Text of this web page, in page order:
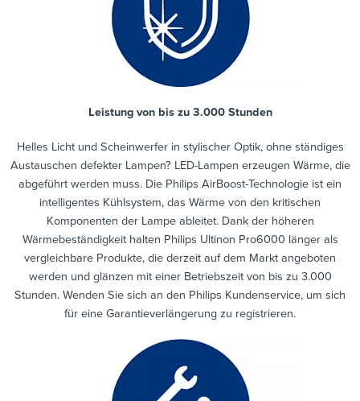
Leistung von bis zu 3.000 Stunden
Helles Licht und Scheinwerfer in stylischer Optik, ohne ständiges
Austauschen defekter Lampen? LED-Lampen erzeugen Wärme, die
abgeführt werden muss. Die Philips AirBoost-Technologie ist ein
intelligentes Kühlsystem, das Wärme von den kritischen
Komponenten der Lampe ableitet. Dank der höheren
Wärmebeständigkeit halten Philips Ultinon Pro6000 länger als
vergleichbare Produkte, die derzeit auf dem Markt angeboten
werden und glänzen mit einer Betriebszeit von bis zu 3.000
Stunden. Wenden Sie sich an den Philips Kundenservice, um sich
für eine Garantieverlängerung zu registrieren.